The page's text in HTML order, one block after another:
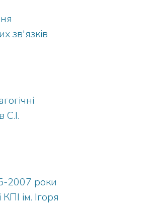
зв'язків
С.І.
2007 роки
ім. Ігоря